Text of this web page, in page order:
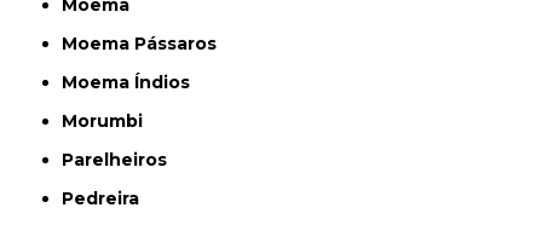
Moema
Moema Pássaros
Moema Índios
Morumbi
Parelheiros
Pedreira